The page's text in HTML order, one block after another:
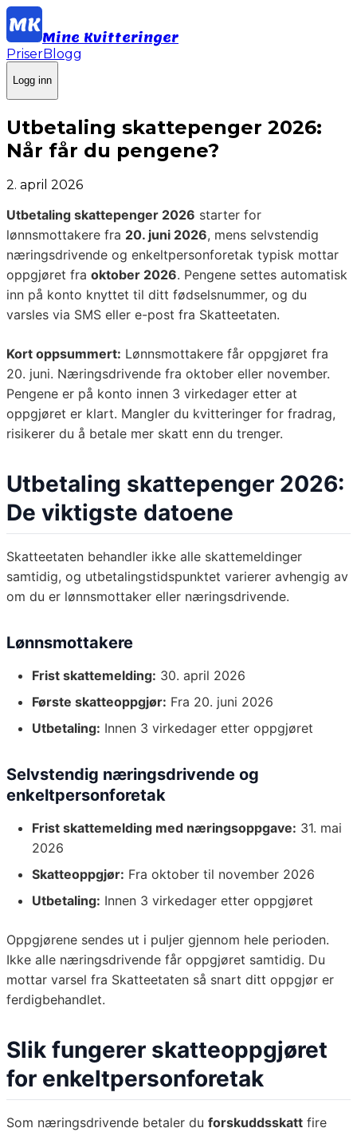
Mine Kvitteringer
PriserBlogg
Logg inn
Utbetaling skattepenger 2026:
Når får du pengene?
2. april 2026
Utbetaling skattepenger 2026 starter for
lønnsmottakere fra 20. juni 2026, mens selvstendig
næringsdrivende og enkeltpersonforetak typisk mottar
oppgjøret fra oktober 2026. Pengene settes automatisk
inn på konto knyttet til ditt fødselsnummer, og du
varsles via SMS eller e-post fra Skatteetaten.
Kort oppsummert: Lønnsmottakere får oppgjøret fra
20. juni. Næringsdrivende fra oktober eller november.
Pengene er på konto innen 3 virkedager etter at
oppgjøret er klart. Mangler du kvitteringer for fradrag,
risikerer du å betale mer skatt enn du trenger.
Utbetaling skattepenger 2026:
De viktigste datoene
Skatteetaten behandler ikke alle skattemeldinger
samtidig, og utbetalingstidspunktet varierer avhengig av
om du er lønnsmottaker eller næringsdrivende.
Lønnsmottakere
Frist skattemelding: 30. april 2026
Første skatteoppgjør: Fra 20. juni 2026
Utbetaling: Innen 3 virkedager etter oppgjøret
Selvstendig næringsdrivende og
enkeltpersonforetak
Frist skattemelding med næringsoppgave: 31. mai
2026
Skatteoppgjør: Fra oktober til november 2026
Utbetaling: Innen 3 virkedager etter oppgjøret
Oppgjørene sendes ut i puljer gjennom hele perioden.
Ikke alle næringsdrivende får oppgjøret samtidig. Du
mottar varsel fra Skatteetaten så snart ditt oppgjør er
ferdigbehandlet.
Slik fungerer skatteoppgjøret
for enkeltpersonforetak
Som næringsdrivende betaler du forskuddsskatt fire